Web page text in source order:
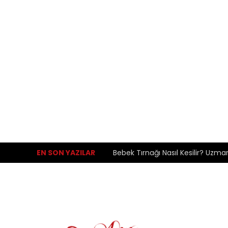
EN SON YAZILAR Bebek Tırnağı Nasıl Kesilir?